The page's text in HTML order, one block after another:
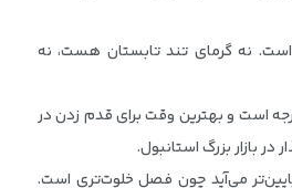
نه گرمای تند تابستان هست، نه
هوا حدود ۱۸ تا ۲۲ درجه است و بهترین وقت برای قدم زدن در
در بازار بزرگ استانبول.
می‌آید چون فصل خلوت‌تری است.